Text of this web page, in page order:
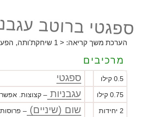
ספגטי ברוטב
הערכת משך קריאה: < 1 שיחקת'ותה,
מרכיבים
0.5 קילו ספגטי
0.75 קילו עגבניות– קצוצות.
2 יחידות שום (שיניים)– פרוסות